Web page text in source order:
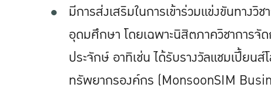
มีการส่งเสริมในการเข้าร่วมแข่งขันทางวิช
อุดมศึกษา โดยเฉพาะนิสิตภาควิชาการจั
ประจักษ์ อาทิเช่น ได้รับรางวัลแชมเปี้ยนส์
ทรัพยากรองค์กร (MonsoonSIM